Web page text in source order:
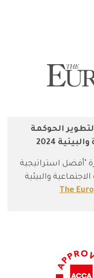
الحوكمة
2024
"أفضل استراتيجية
والبيئية
The